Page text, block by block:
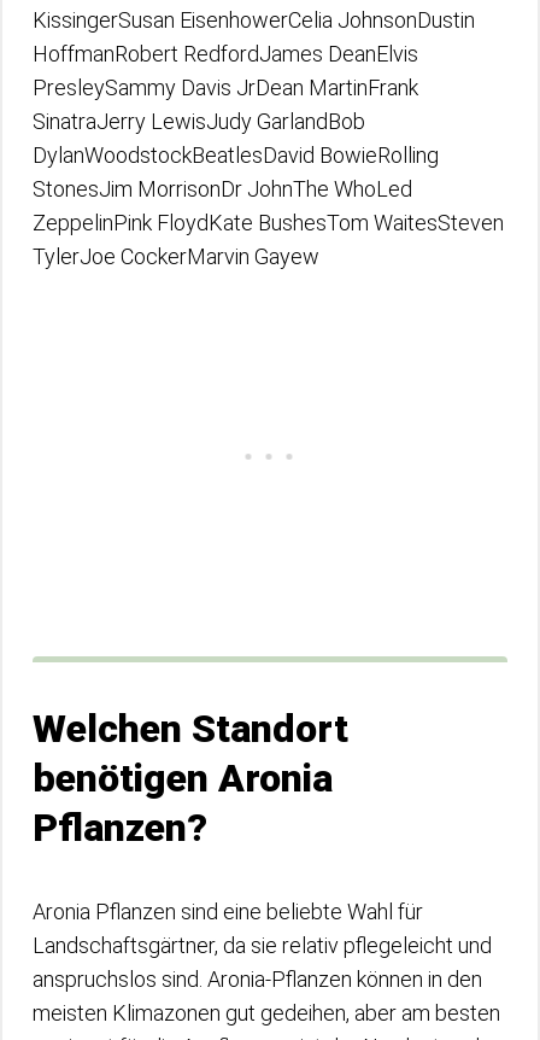
KissingerSusan EisenhowerCelia JohnsonDustin
HoffmanRobert RedfordJames DeanElvis
PresleySammy Davis JrDean MartinFrank
SinatraJerry LewisJudy GarlandBob
DylanWoodstockBeatlesDavid BowieRolling
StonesJim MorrisonDr JohnThe WhoLed
ZeppelinPink FloydKate BushesTom WaitesSteven
TylerJoe CockerMarvin Gayew
Welchen Standort
benötigen Aronia
Pflanzen?
Aronia Pflanzen sind eine beliebte Wahl für
Landschaftsgärtner, da sie relativ pflegeleicht und
anspruchslos sind. Aronia-Pflanzen können in den
meisten Klimazonen gut gedeihen, aber am besten